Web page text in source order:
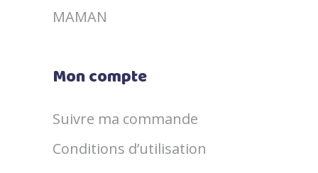
MAMAN
Mon compte
Suivre ma commande
Conditions d’utilisation